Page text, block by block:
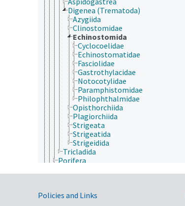
Digenea (Trematoda)
Azygiida
Clinostomidae
Echinostomida
Cyclocoelidae
Echinostomatidae
Fasciolidae
Gastrothylacidae
Notocotylidae
Paramphistomidae
Philophthalmidae
Opisthorchiida
Plagiorchiida
Strigeata
Strigeatida
Strigeidida
Tricladida
Porifera
Archaea
Government Links
Policies and Links